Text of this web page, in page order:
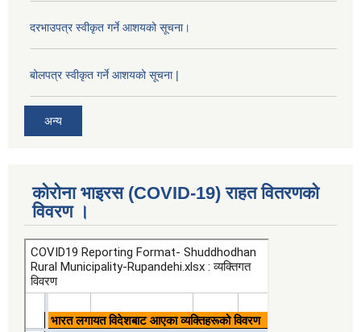
दरभाउपत्र स्वीकृत गर्ने आशयको सूचना।
बोलपत्र स्वीकृत गर्ने आशयको सूचना |
अन्य
कोरोना भाइरस (COVID-19) राहत वितरणको
विवरण ।